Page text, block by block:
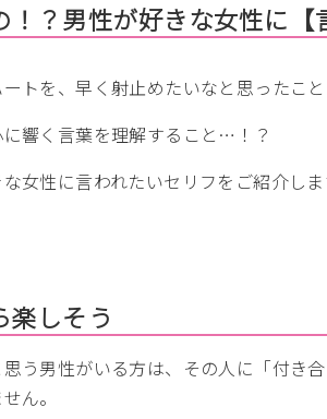
！？男性が好きな女性に
トを、早く射止めたいなと思ったこ
響く言葉を理解すること…！？
女性に言われたいセリフをご紹介し
楽しそう
う男性がいる方は、その人に「付き
ん。